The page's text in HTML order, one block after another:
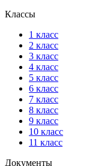
Классы
1 класс
2 класс
3 класс
4 класс
5 класс
6 класс
7 класс
8 класс
9 класс
10 класс
11 класс
Документы